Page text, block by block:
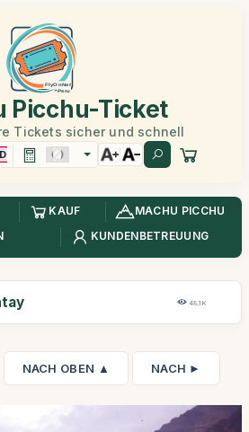
Picchu-Ticket
Tickets sicher und schnell
KAUF
MACHU PICCHU
KUNDENBETREUUNG
48,1K
NACH OBEN ▲ NACH ►